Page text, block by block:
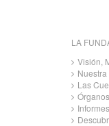
LA
Visión,
Las